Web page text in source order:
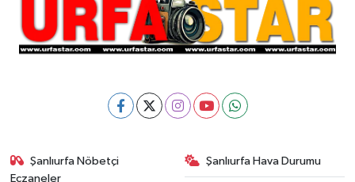
Şanlıurfa Nöbetçi
Eczaneler
Şanlıurfa Hava Durumu